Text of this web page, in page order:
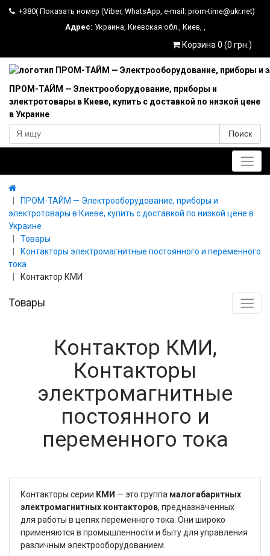
+380( Показать номер (Viber, WhatsApp, e-mail: prom-time@ukr.net)
Адрес: Украина, Киевская обл., Киев, ,
Корзина 0 (0 грн.)
ПРОМ-ТАЙМ — Электрооборудование, приборы и
электротовары в Киеве, купить с доставкой по низкой цене
в Украине
Поиск
ПРОМ-ТАЙМ — Электрооборудование, приборы и
электротовары в Киеве, купить с доставкой по низкой цене в
Украине
Товары
Контакторы электромагнитные постоянного и переменного
тока
Контактор КМИ
Товары
Контактор КМИ,
Контакторы
электромагнитные
постоянного и
переменного тока
Контакторы серии КМИ — это группа малогабаритных
электромагнитных контакторов, предназначенных
для работы в цепях переменного тока. Они широко
применяются в промышленности и быту для управления
различным электрооборудованием.